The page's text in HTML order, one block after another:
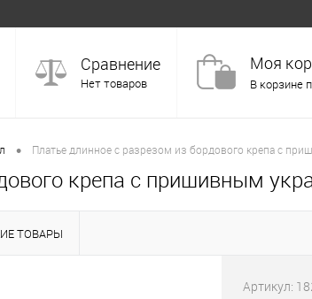
Сравнение
Нет товаров
Моя
В корзине
• Платье длинное с разрезом из бордового крепа с
крепа с пришивным
ТОВАРЫ
Артикул: